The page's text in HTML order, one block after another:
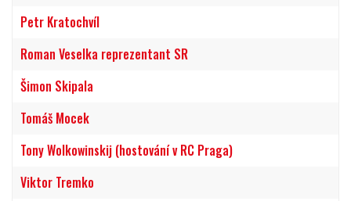
Petr Kratochvíl
Roman Veselka reprezentant SR
Šimon Skipala
Tomáš Mocek
Tony Wolkowinskij (hostování v RC Praga)
Viktor Tremko